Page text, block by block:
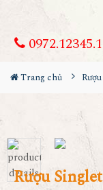
0972.12345.1
Trang chủ
Rượu